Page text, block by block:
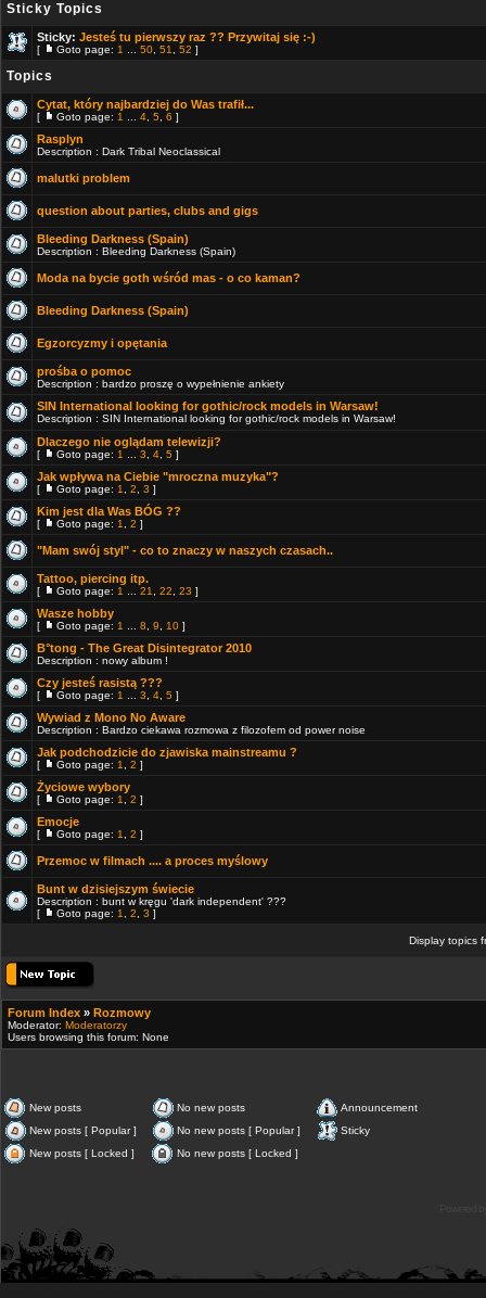
Sticky Topics
Sticky: Jesteś tu pierwszy raz ?? Przywitaj się :-)
[ Goto page: 1 50 51 52 ]
Topics
Cytat, który najbardziej do Was trafił...
[ Goto page: 1 4 5 6 ]
Rasplyn
Description : Dark Tribal Neoclassical
malutki problem
question about parties, clubs and gigs
Bleeding Darkness (Spain)
Description : Bleeding Darkness (Spain)
Moda na bycie goth wśród mas - o co kaman?
Bleeding Darkness (Spain)
Egzorcyzmy i opętania
prośba o pomoc
Description : bardzo proszę o wypełnienie ankiety
SIN International looking for gothic/rock models in Warsaw!
Description : SIN International looking for gothic/rock models in Warsaw!
Dlaczego nie oglądam telewizji?
[ Goto page: 1 3 4 5 ]
Jak wpływa na Ciebie "mroczna muzyka"?
[ Goto page: 1 2 3 ]
Kim jest dla Was BÓG ??
[ Goto page: 1 2 ]
"Mam swój styl" - co to znaczy w naszych czasach..
Tattoo, piercing itp.
[ Goto page: 1 21 22 23 ]
Wasze hobby
[ Goto page: 1 8 9 10 ]
B°tong - The Great Disintegrator 2010
Description : nowy album !
Czy jesteś rasistą ???
[ Goto page: 1 3 4 5 ]
Wywiad z Mono No Aware
Description : Bardzo ciekawa rozmowa z filozofem od power noise
Jak podchodzicie do zjawiska mainstreamu ?
[ Goto page: 1 2 ]
Życiowe wybory
[ Goto page: 1 2 ]
Emocje
[ Goto page: 1 2 ]
Przemoc w filmach .... a proces myślowy
Bunt w dzisiejszym świecie
Description : bunt w kręgu 'dark independent' ???
[
Goto page: 1 2 3 ]
Display topics
Forum Index » Rozmowy
Moderator: Moderatorzy
Users browsing this forum: None
New posts No new posts
Announcement
New posts [ Popular ]
No new posts [ Popular ]
Sticky
New posts [ Locked ]
No new posts [ Locked ]